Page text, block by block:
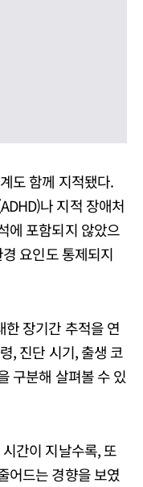
도 함께 지적됐다.
나 지적 장애처
에 포함되지 않았으
요인도 통제되지
장기간 추적을 연
, 진단 시기, 출생 코
구분해 살펴볼 수 있
간이 지날수록, 또
어드는 경향을 보였